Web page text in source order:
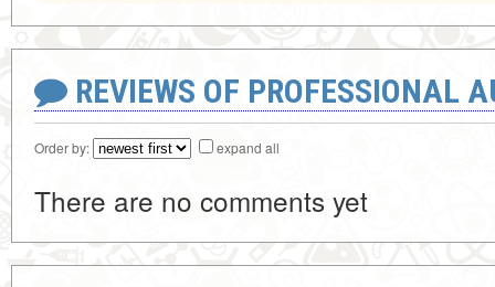
REVIEWS OF PROFESSIONAL
Order by: expand all
There are no comments yet